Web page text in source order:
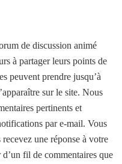
de discussion animé
à partager leurs points de
peuvent prendre jusqu’à
sur le site. Nous
pertinents et
par e-mail. Vous
une réponse à votre
fil de commentaires que